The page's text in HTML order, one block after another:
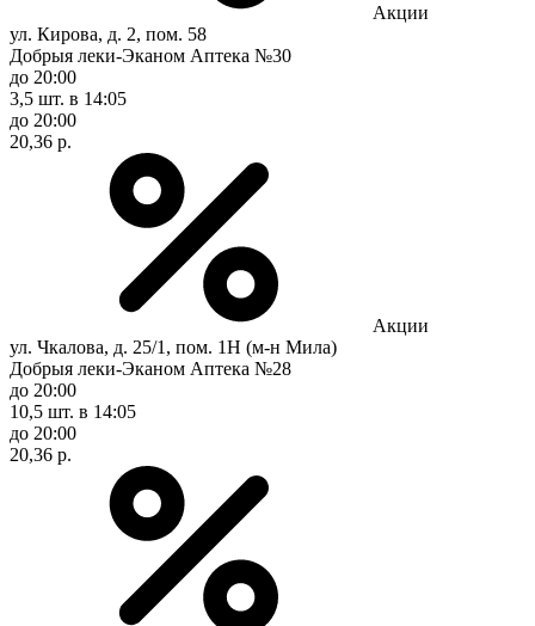
Акции
ул. Кирова, д. 2, пом. 58
Добрыя леки-Эканом Аптека №30
до 20:00
3,5 шт. в 14:05
до 20:00
20,36 р.
Акции
ул. Чкалова, д. 25/1, пом. 1Н (м-н Мила)
Добрыя леки-Эканом Аптека №28
до 20:00
10,5 шт. в 14:05
до 20:00
20,36 р.